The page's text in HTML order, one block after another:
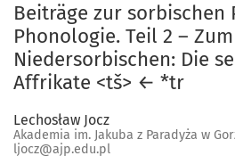
Beiträge zur sorbischen
Phonologie. Teil 2 –
Niedersorbischen: Die
Affrikate <tš> ← *tr
Lechosław Jocz
Akademia im. Jakuba z Paradyża w
ljocz@ajp.edu.pl